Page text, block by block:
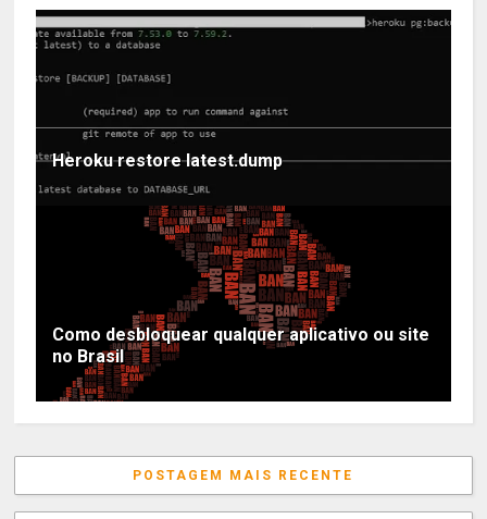
Heroku restore latest.dump
Como desbloquear qualquer aplicativo ou site
no Brasil
POSTAGEM MAIS RECENTE